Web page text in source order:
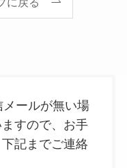
ールが無い場
すので、お手
記までご連絡